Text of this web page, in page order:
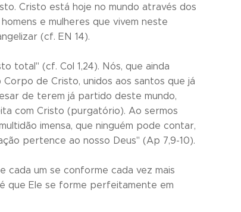
Cristo está hoje no mundo através dos
e mulheres que vivem neste
(cf. EN 14).
total" (cf. Col 1,24). Nós, que ainda
de Cristo, unidos aos santos que já
de terem já partido deste mundo,
com Cristo (purgatório). Ao sermos
imensa, que ninguém pode contar,
pertence ao nosso Deus" (Ap 7,9-10).
cada um se conforme cada vez mais
que Ele se forme perfeitamente em